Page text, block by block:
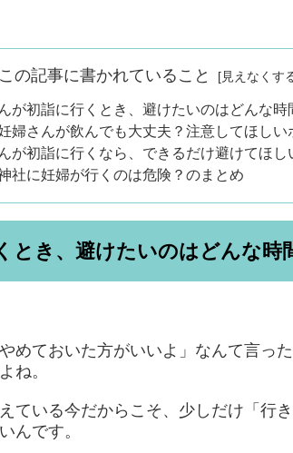
この記事に書かれていること
が初詣に行くとき、避けたいのはどんな時
婦さんが飲んでも大丈夫？注意してほしい
が初詣に行くなら、できるだけ避けてほし
社に妊婦が行くのは危険？のまとめ
とき、避けたいのはどんな時
めておいた方がいいよ」なんて言っ
ね。
ている今だからこそ、少しだけ「行
んです。